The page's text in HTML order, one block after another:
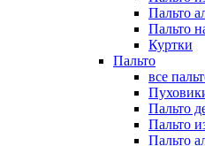
Пальто
Пальто
Куртки
Пальто
все
Пальто
Пальто
Пальто